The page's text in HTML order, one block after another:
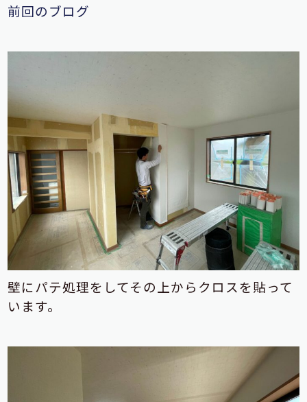
前回のブログ
壁にパテ処理をしてその上からクロスを貼って
います。